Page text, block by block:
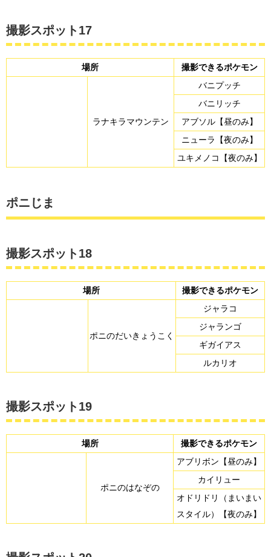
撮影スポット17
場所 撮影できるポケモン
ラナキラマウンテン
バニプッチ
バニリッチ
アブソル【昼のみ】
ニューラ【夜のみ】
ユキメノコ【夜のみ】
ポニじま
撮影スポット18
場所 撮影できるポケモン
ポニのだいきょうこく
ジャラコ
ジャランゴ
ギガイアス
ルカリオ
撮影スポット19
場所 撮影できるポケモン
ポニのはなぞの
アブリボン【昼のみ】
カイリュー
オドリドリ（まいまい
スタイル）【夜のみ】